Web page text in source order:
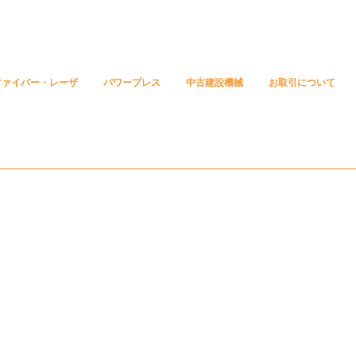
イバー・レーザ パワープレス 中古建設機械 お取引について